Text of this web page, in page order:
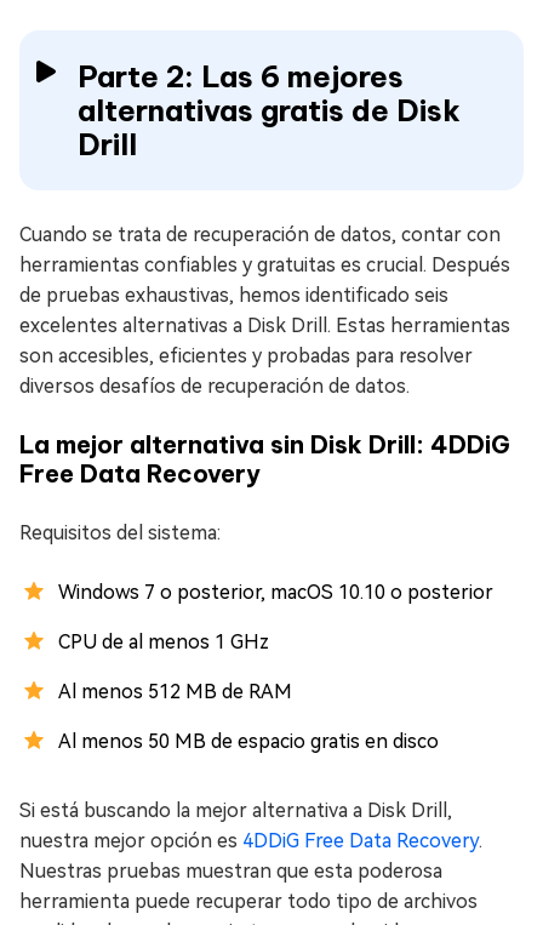
Parte 2: Las 6 mejores
alternativas gratis de Disk
Drill
Cuando se trata de recuperación de datos, contar con
herramientas confiables y gratuitas es crucial. Después
de pruebas exhaustivas, hemos identificado seis
excelentes alternativas a Disk Drill. Estas herramientas
son accesibles, eficientes y probadas para resolver
diversos desafíos de recuperación de datos.
La mejor alternativa sin Disk Drill: 4DDiG
Free Data Recovery
Requisitos del sistema:
Windows 7 o posterior, macOS 10.10 o posterior
CPU de al menos 1 GHz
Al menos 512 MB de RAM
Al menos 50 MB de espacio gratis en disco
Si está buscando la mejor alternativa a Disk Drill,
nuestra mejor opción es 4DDiG Free Data Recovery.
Nuestras pruebas muestran que esta poderosa
herramienta puede recuperar todo tipo de archivos